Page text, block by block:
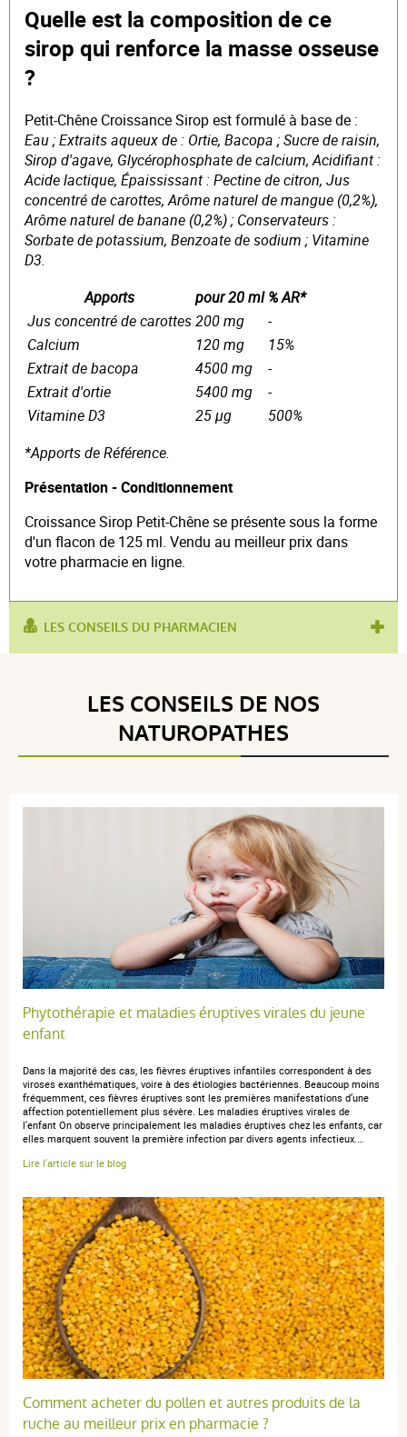
Quelle est la composition de ce
sirop qui renforce la masse osseuse
?
Petit-Chêne Croissance Sirop est formulé à base de :
Eau ; Extraits aqueux de : Ortie, Bacopa ; Sucre de raisin,
Sirop d'agave, Glycérophosphate de calcium, Acidifiant :
Acide lactique, Épaississant : Pectine de citron, Jus
concentré de carottes, Arôme naturel de mangue (0,2%),
Arôme naturel de banane (0,2%) ; Conservateurs :
Sorbate de potassium, Benzoate de sodium ; Vitamine
D3.
Apports
pour 20 ml % AR*
Jus concentré de carottes200 mg
-
Calcium
120 mg
15%
Extrait de bacopa
4500 mg
-
Extrait d'ortie
5400 mg
-
Vitamine D3
25 µg
500%
*Apports de Référence.
Présentation - Conditionnement
Croissance Sirop Petit-Chêne se présente sous la forme
d'un flacon de 125 ml. Vendu au meilleur prix dans
votre pharmacie en ligne.
LES CONSEILS DU PHARMACIEN
LES CONSEILS DE NOS
NATUROPATHES
Phytothérapie et maladies éruptives virales du jeune
enfant
Dans la majorité des cas, les fièvres éruptives infantiles correspondent à des
viroses exanthématiques, voire à des étiologies bactériennes. Beaucoup moins
fréquemment, ces fièvres éruptives sont les premières manifestations d’une
affection potentiellement plus sévère. Les maladies éruptives virales de
l'enfant On observe principalement les maladies éruptives chez les enfants, car
elles marquent souvent la première infection par divers agents infectieux.…
Lire l'article sur le blog
Comment acheter du pollen et autres produits de la
ruche au meilleur prix en pharmacie ?